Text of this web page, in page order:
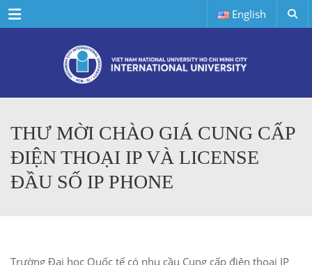
Menu English
THƯ MỜI CHÀO GIÁ CUNG CẤP
ĐIỆN THOẠI IP VÀ LICENSE
ĐẦU SỐ IP PHONE
Trường Đại học Quốc tế có nhu cầu Cung cấp điện thoại IP